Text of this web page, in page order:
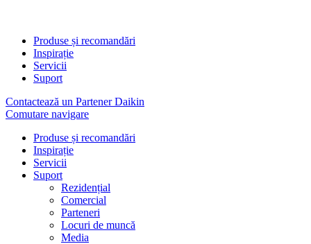
Produse și recomandări
Inspirație
Servicii
Suport
Contactează un Partener Daikin
Comutare navigare
Produse și recomandări
Inspirație
Servicii
Suport
Rezidențial
Comercial
Parteneri
Locuri de muncă
Media